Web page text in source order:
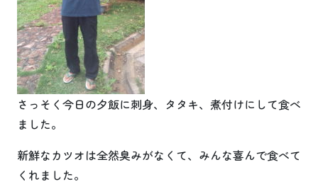
さっそく今日の夕飯に刺身、タタキ、煮付けにして食べ
ました。
新鮮なカツオは全然臭みがなくて、みんな喜んで食べて
くれました。